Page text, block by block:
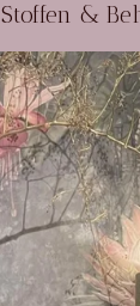
Stoffen &